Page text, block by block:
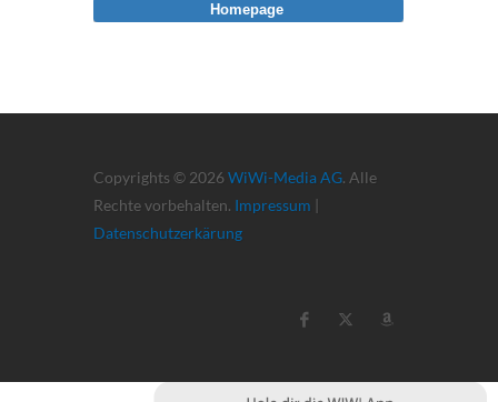
Copyrights © 2026 WiWi-Media AG. Alle
Rechte vorbehalten. Impressum |
Datenschutzerkärung
Homepage